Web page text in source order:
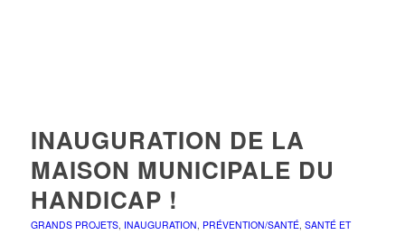
INAUGURATION DE LA
MAISON MUNICIPALE DU
HANDICAP !
GRANDS PROJETS, INAUGURATION PRÉVENTION/SANTÉ, SANTÉ ET